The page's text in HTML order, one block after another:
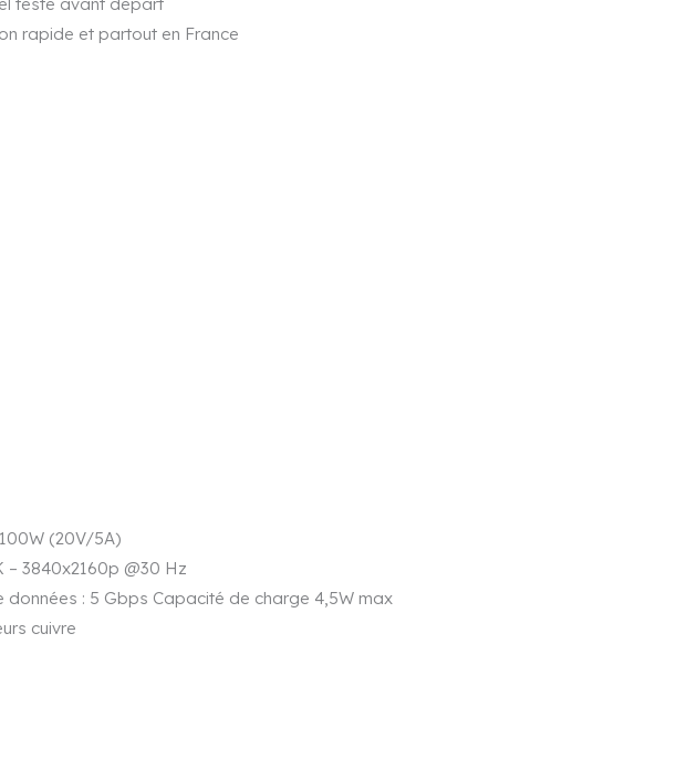
testé avant départ
rapide et partout en France
(20V/5A)
– 3840x2160p @30 Hz
données : 5 Gbps Capacité de charge 4,5W max
cuivre